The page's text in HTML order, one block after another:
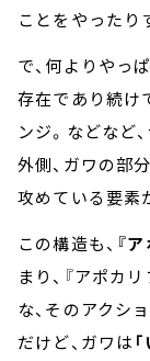
ことをやったり
で、何よりやっ
存在であり続け
ンジ。などなど
外側、ガワの部
攻めている要素
この構造も、 『
まり、『アポカ
な、そのアクシ
だけど、ガワは